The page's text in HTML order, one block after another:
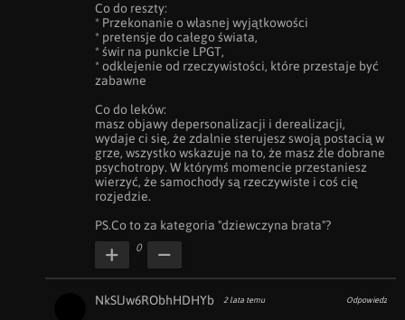
Co do reszty:
* Przekonanie o własnej wyjątkowości
* pretensje do całego świata,
* świr na punkcie LPGT,
* odklejenie od rzeczywistości, które przestaje być
zabawne
Co do leków:
masz objawy depersonalizacji i derealizacji,
wydaje ci się, że zdalnie sterujesz swoją postacią w
grze, wszystko wskazuje na to, że masz źle dobrane
psychotropy. W którymś momencie przestaniesz
wierzyć, że samochody są rzeczywiste i coś cię
rozjedzie.
PS.Co to za kategoria "dziewczyna brata"?
0
NkSlJw6RObhHDHYb 2 lata temu Odpowiedz